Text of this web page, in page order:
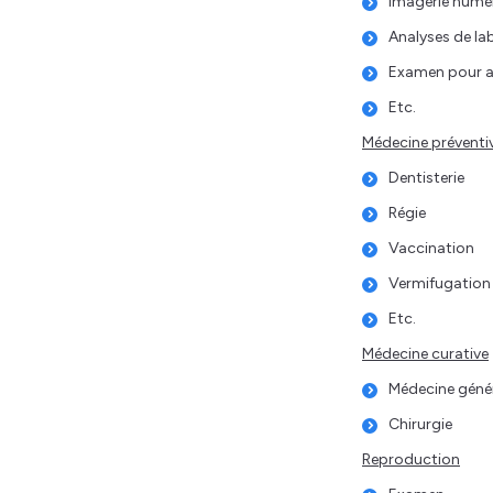
Analyses de
Examen pour
Etc.
Médecine
Dentisterie
Régie
Vaccination
Vermifugation
Etc.
Médecine curative
Médecine
Chirurgie
Reproduction